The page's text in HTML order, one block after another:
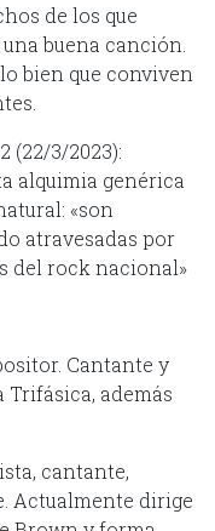
de los que
buena canción.
bien que conviven
(22/3/2023):
alquimia genérica
«son
atravesadas por
del rock nacional»
Cantante y
además
cantante,
Actualmente dirige